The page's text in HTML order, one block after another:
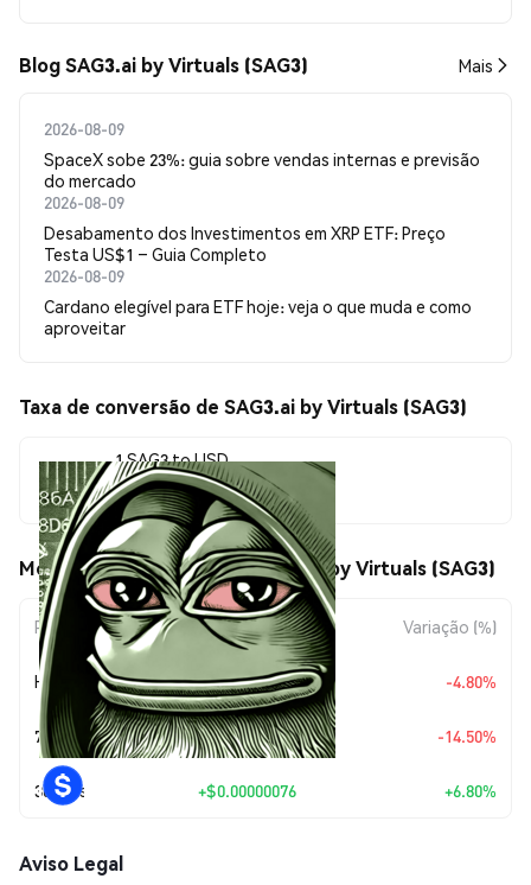
Blog SAG3.ai by Virtuals (SAG3) Mais
2026-08-09
SpaceX sobe 23%: guia sobre vendas internas e previsão
do mercado
2026-08-09
Desabamento dos Investimentos em XRP ETF: Preço
Testa US$1 – Guia Completo
2026-08-09
Cardano elegível para ETF hoje: veja o que muda e como
aproveitar
Taxa de conversão de SAG3.ai by Virtuals (SAG3)
1 SAG3 to USD
$0.00001189
Movimentos de preço de SAG3.ai by Virtuals (SAG3)
Período Variação do Valor Variação (%)
Hoje $-0.0000006 -4.80%
7 Dias $-0.00000202 -14.50%
30 Dias +$0.00000076 +6.80%
Aviso Legal